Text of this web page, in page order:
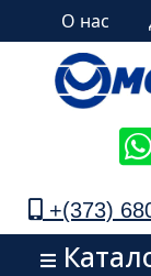
О нас
+(373)